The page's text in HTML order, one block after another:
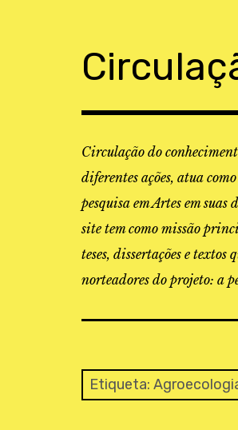
Circulação do
diferentes ações, atua
pesquisa em Artes em
site tem como missão
teses, dissertações e
norteadores do projeto: a
Etiqueta: